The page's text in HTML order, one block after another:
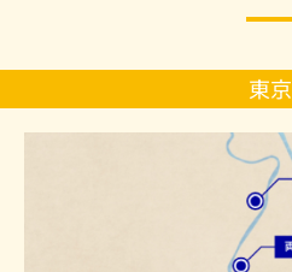
東京